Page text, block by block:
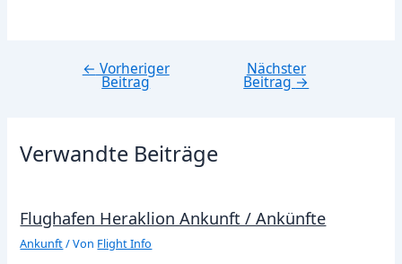
Beitragsnavigation
← Vorheriger
Beitrag
Nächster
Beitrag→
Verwandte Beiträge
Flughafen Heraklion Ankunft / Ankünfte
Ankunft/ Von Flight Info